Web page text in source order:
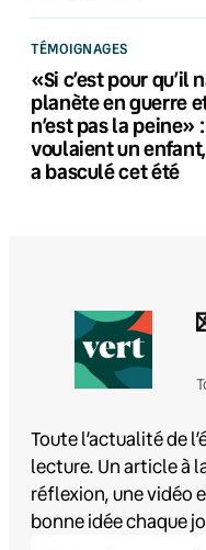
TÉMOIGNAGES
«Si c’est pour qu’il
planète en guerre
n’est pas la peine»
voulaient un
a basculé cet été
Toute l’actualité de
lecture. Un article à
réflexion, une vidéo
bonne idée chaque